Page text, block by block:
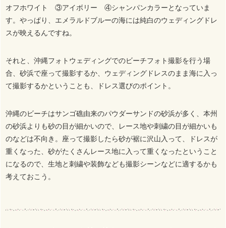
オフホワイト ③アイボリー ④シャンパンカラーとなっていま
す。やっぱり、エメラルドブルーの海には純白のウェディングドレ
スが映えるんですね。
それと、沖縄フォトウェディングでのビーチフォト撮影を行う場
合、砂浜で座って撮影するか、ウェディングドレスのまま海に入っ
て撮影するかということも、ドレス選びのポイント。
沖縄のビーチはサンゴ礁由来のパウダーサンドの砂浜が多く、本州
の砂浜よりも砂の目が細かいので、レース地や刺繍の目が細かいも
のなどは不向き。座って撮影したら砂が裾に沢山入って、ドレスが
重くなった、砂がたくさんレース地に入って重くなったということ
になるので、生地と刺繍や装飾なども撮影シーンなどに適するかも
考えておこう。